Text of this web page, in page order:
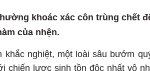
khoác xác côn trùng chết
của nhện.
nghiệt, một loài sâu bướm
chiến lược sinh tồn độc nhất vô